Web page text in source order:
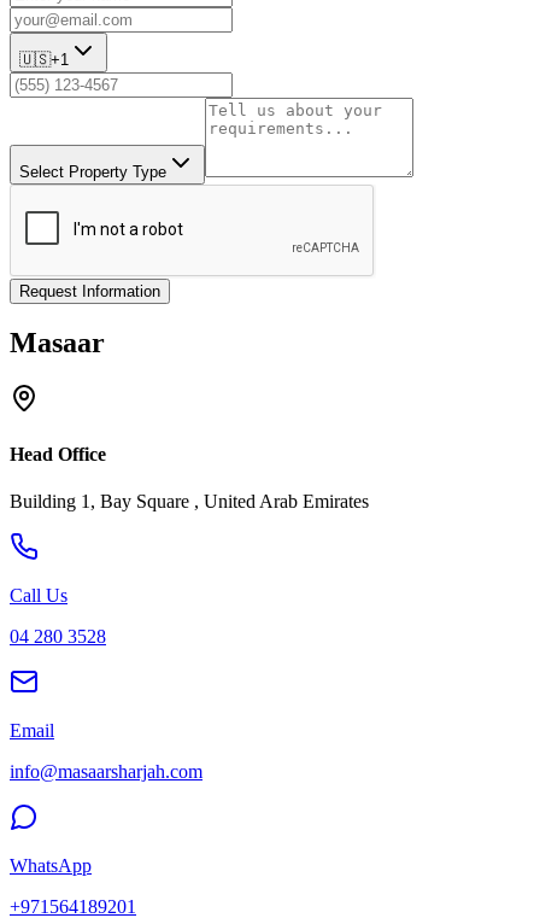
🇺🇸+1
Select Property Type
Request Information
Masaar
Head Office
Building 1, Bay Square , United Arab Emirates
Call Us
04 280 3528
Email
info@masaarsharjah.com
WhatsApp
+971564189201